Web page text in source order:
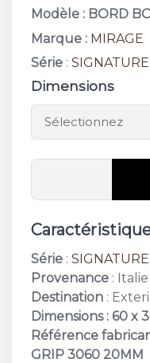
Modèle : BORD
Marque : MIRAGE
Série : SIGNATURE
Dimensions
Série : SIGNATURE
Provenance : Italie
Destination :
Dimensions : 60 x
Référence
GRIP 3060 20MM